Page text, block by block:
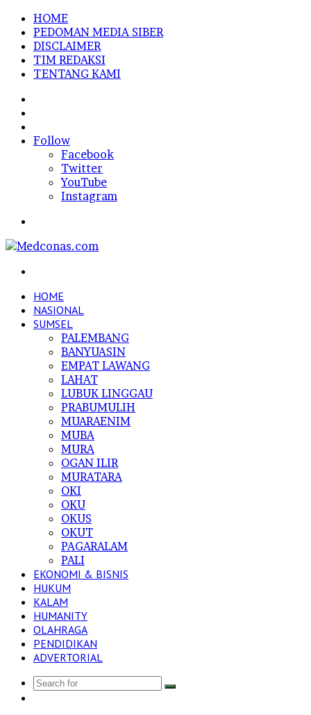
HOME
PEDOMAN MEDIA SIBER
DISCLAIMER
TIM REDAKSI
TENTANG KAMI
In
Follow
Facebook
Twitter
YouTube
Instagram
HOME
NASIONAL
SUMSEL
PALEMBANG
BANYUASIN
EMPAT LAWANG
LAHAT
LUBUK LINGGAU
PRABUMULIH
MUARAENIM
MUBA
MURA
OGAN ILIR
MURATARA
OKI
OKU
OKUS
OKUT
PAGARALAM
PALI
EKONOMI & BISNIS
HUKUM
KALAM
HUMANITY
OLAHRAGA
PENDIDIKAN
ADVERTORIAL
Search